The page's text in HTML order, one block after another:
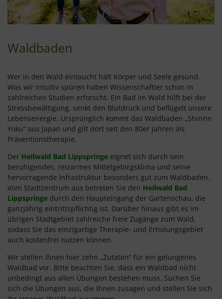
Waldbaden
Wer in den Wald eintaucht hält Körper und Seele gesund.
Was wir intuitiv spüren haben Wissenschaftler schon in
zahlreichen Studien erforscht. Ein Bad im Wald hilft bei der
Stressbewältigung, senkt den Blutdruck und beflügelt unsere
Lebensenergie. Ursprünglich kommt das Waldbaden „Shinrin
Yoku“ aus Japan und gilt dort seit den 80er Jahren als
Präventionstherapie.
Der Heilwald Bad Lippspringe eignet sich durch sein
beruhigendes, reizarmes Mittelgebirgsklima und seine
hervorragende Infrastruktur besonders gut zum Waldbaden.
Vom Stadtzentrum aus betreten Sie den Heilwald Bad
Lippspringe durch den Haupteingang der Gartenschau, die
ganzjährig eintrittspflichtig ist. Darüber hinaus gibt es im
übrigen Stadtgebiet zahlreiche freie Zugänge zum Wald,
sodass Sie das einzigartige Therapie- und Erholungsgebiet
auch kostenfrei nutzen können.
Wir stellen Ihnen hier zehn „Zutaten“ für ein gelungenes
Waldbad vor. Bitte beachten Sie, dass ein Waldbad nicht
unbedingt aus allen Übungen bestehen muss. Suchen Sie
sich die Übungen aus, die Ihnen zusagen und stellen Sie sich